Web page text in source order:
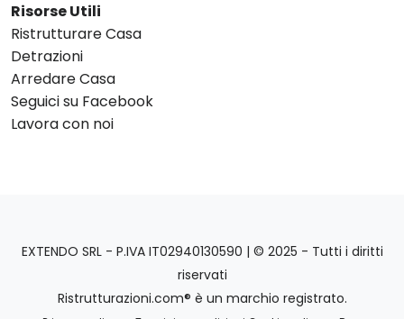
Risorse Utili
Ristrutturare Casa
Detrazioni
Arredare Casa
Seguici su Facebook
Lavora con noi
EXTENDO SRL - P.IVA IT02940130590 | © 2025 - Tutti i diritti
riservati
Ristrutturazioni.com® è un marchio registrato.